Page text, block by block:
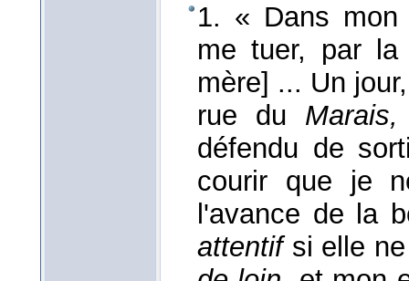
1. « Dans mon
me tuer, par
mère] ... Un
rue du
défendu de
courir que je
l'avance de la
attentifsi elle